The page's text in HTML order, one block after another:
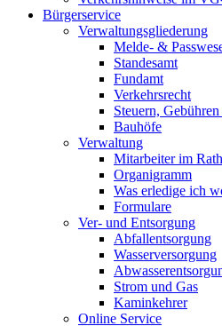
Bürgerservice
Verwaltungsgliederung
Melde- &
Standesamt
Fundamt
Verkehrsrecht
Steuern,
Bauhöfe
Verwaltung
Mitarbeiter im
Organigramm
Was erledige ich
Formulare
Ver- und Entsorgung
Abfallentsorgung
Wasserversorgung
Strom und Gas
Kaminkehrer
Online Service